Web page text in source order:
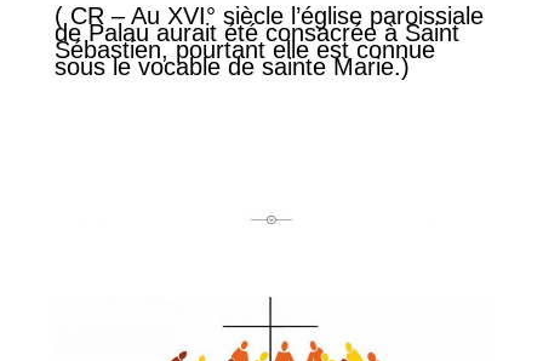
( CR – Au XVI° siècle l’église paroissiale
de Palau aurait été consacrée à Saint
Sébastien, pourtant elle est connue
sous le vocable de sainte Marie.)